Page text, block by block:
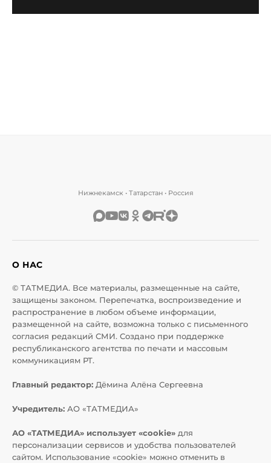
Нижнекамск • Татарстан • Россия
О НАС
© ТАТМЕДИА. Все материалы, размещенные на сайте,
защищены законом. Перепечатка, воспроизведение и
распространение в любом объеме информации,
размещенной на сайте, возможна только с письменного
согласия редакций СМИ. Создано при поддержке
республиканского агентства по печати и массовым
коммуникациям РТ.
Главный редактор: Дёмина Алёна Сергеевна
Учредитель: АО «ТАТМЕДИА»
АО «ТАТМЕДИА» использует «cookie» для
персонализации сервисов и удобства пользователей
сайтом. Использование «cookie» можно отменить в